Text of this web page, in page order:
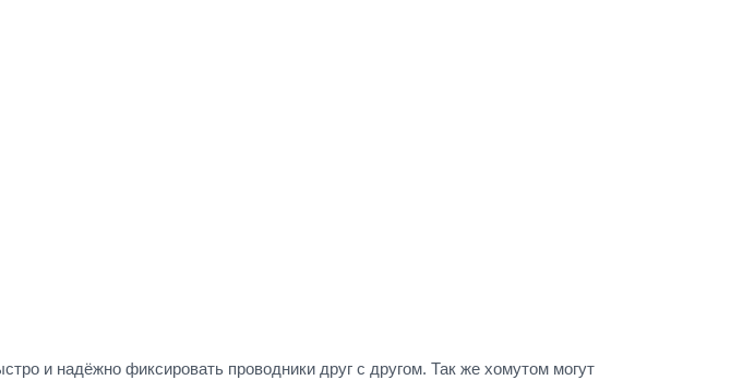
и надёжно фиксировать проводники друг с другом. Так же хомутом могут